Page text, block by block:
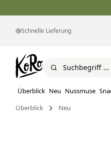
Schnelle Lieferung
Überblick Neu Nussmuse
Überblick
Neu